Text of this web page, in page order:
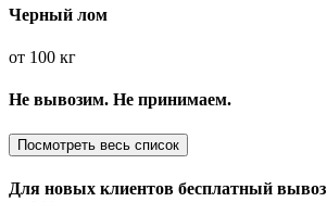
Черный лом
от 100 кг
Не вывозим. Не принимаем.
Посмотреть весь список
Для новых клиентов бесплатный вывоз